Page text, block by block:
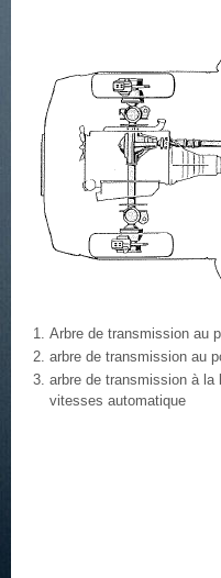
Arbre de transmission au
arbre de transmission au
arbre de transmission à
vitesses automatique